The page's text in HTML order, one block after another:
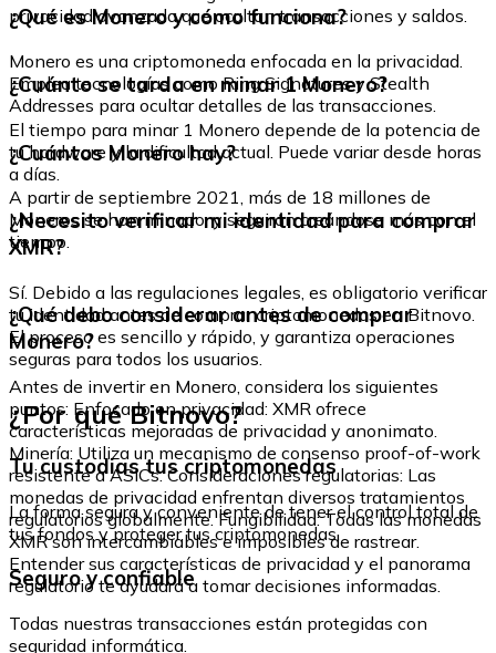
privacidad avanzada que ocultan transacciones y saldos.
¿Qué es Monero y cómo funciona?
Monero es una criptomoneda enfocada en la privacidad.
Emplea tecnologías como Ring Signatures y Stealth
Addresses para ocultar detalles de las transacciones.
¿Cuánto se tarda en minar 1 Monero?
El tiempo para minar 1 Monero depende de la potencia de
tu hardware y la dificultad actual. Puede variar desde horas
a días.
¿Cuántos Monero hay?
A partir de septiembre 2021, más de 18 millones de
Moneros se han minado, y seguirán creándose más con el
tiempo.
¿Necesito verificar mi identidad para comprar
XMR?
Sí. Debido a las regulaciones legales, es obligatorio verificar
tu identidad antes de comprar criptomonedas en Bitnovo.
El proceso es sencillo y rápido, y garantiza operaciones
seguras para todos los usuarios.
¿Qué debo considerar antes de comprar
Monero?
Antes de invertir en Monero, considera los siguientes
puntos: Enfocado en privacidad: XMR ofrece
características mejoradas de privacidad y anonimato.
Minería: Utiliza un mecanismo de consenso proof-of-work
resistente a ASICs. Consideraciones regulatorias: Las
monedas de privacidad enfrentan diversos tratamientos
regulatorios globalmente. Fungibilidad: Todas las monedas
XMR son intercambiables e imposibles de rastrear.
Entender sus características de privacidad y el panorama
regulatorio te ayudará a tomar decisiones informadas.
¿Por qué Bitnovo?
Tu custodias tus criptomonedas
La forma segura y conveniente de tener el control total de
tus fondos y proteger tus criptomonedas.
Seguro y confiable
Todas nuestras transacciones están protegidas con
seguridad informática.